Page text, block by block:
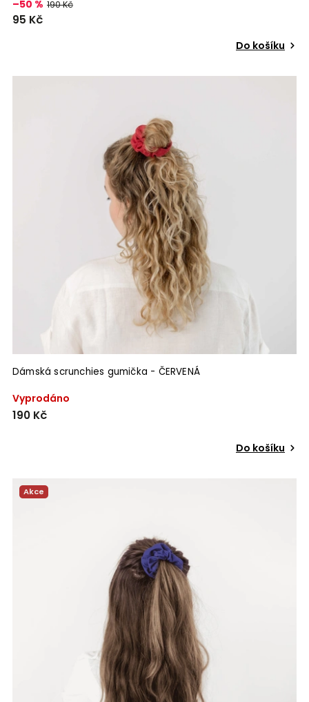
–50 % 190 Kč
95 Kč
Do košíku
Dámská scrunchies gumička - ČERVENÁ
Vyprodáno
190 Kč
Do košíku
Akce